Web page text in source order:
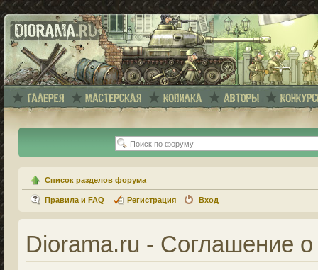
Список разделов форума
Правила и FAQ Регистрация Вход
Diorama.ru - Соглашение